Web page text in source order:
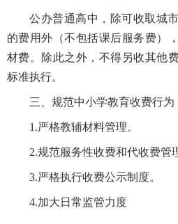
公办普通高中，除可收取城
的费用外（不包括课后服务费）
材费。除此之外，不得另收其他
标准执行。
三、规范中小学教育收费行为
1.严格教辅材料管理。
2.规范服务性收费和代收费管
3.严格执行收费公示制度。
4.加大日常监管力度